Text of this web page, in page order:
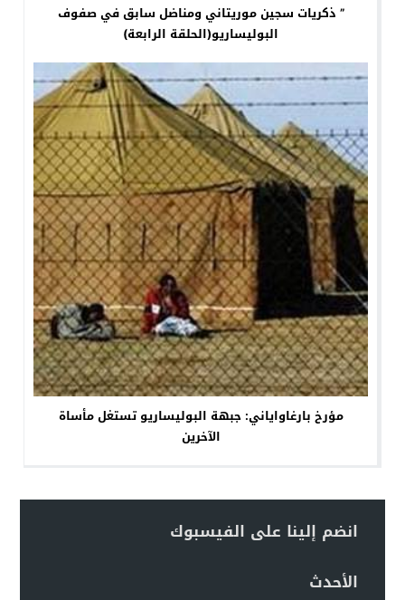
” ذكريات سجين موريتاني ومناضل سابق في صفوف
البوليساريو(الحلقة الرابعة)
مؤرخ بارغاواياني: جبهة البوليساريو تستغل مأساة
الآخرين
انضم إلينا على الفيسبوك
الأحدث